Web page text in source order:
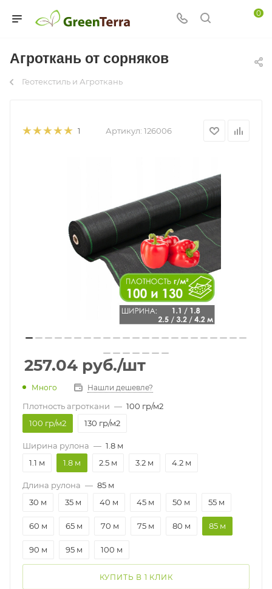
0
Агроткань от сорняков
Геотекстиль и Агроткань
1 Артикул: 126006
257.04 руб./шт
Много Нашли дешевле?
Плотность агроткани — 100 гр/м2
100 гр/м2
130 гр/м2
Ширина рулона — 1.8 м
1.1 м
1.8 м 2.5 м 3.2 м 4.2 м
Длина рулона — 85 м
30 м
35 м 40 м 45 м 50 м 55 м
60 м 65 м 70 м 75 м 80 м 85 м
90 м 95 м 100 м
КУПИТЬ В 1 КЛИК